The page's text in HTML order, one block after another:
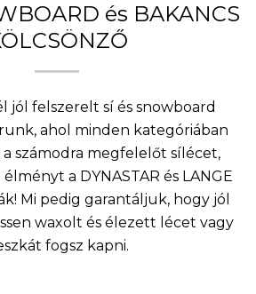
és BAKANCS
jól felszerelt sí és snowboard
ahol minden kategóriában
számodra megfelelőt sílécet,
a DYNASTAR és LANGE
Mi pedig garantáljuk, hogy jól
waxolt és élezett lécet vagy
fogsz kapni.